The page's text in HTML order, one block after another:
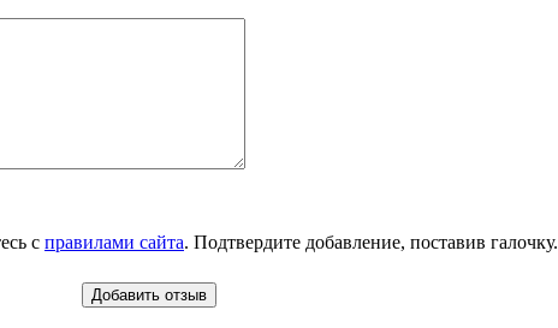
с правилами сайта. Подтвердите добавление, поставив галочку.
Добавить отзыв